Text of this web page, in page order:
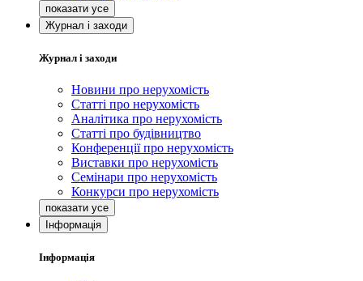
Журнал і заходи
Журнал і заходи
Новини про нерухомість
Статті про нерухомість
Аналітика про нерухомість
Статті про будівництво
Конференції про нерухомість
Виставки про нерухомість
Семінари про нерухомість
Конкурси про нерухомість
Інформація
Інформація